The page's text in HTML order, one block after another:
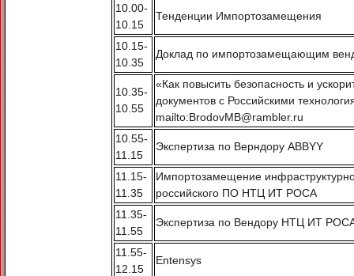
10.00-
10.15
Тенденции Импортозамещения
10.15-
10.35
Доклад по импортозамещающим
10.35-
10.55
«Как повысить безопасность и
документов с Российскими
mailto:BrodovMB@rambler.ru
10.55-
11.15
Экспертиза по Верндору ABBYY
11.15-
11.35
Импортозамещение
российского ПО НТЦ ИТ РОСА
11.35-
11.55
Экспертиза по Вендору НТЦ ИТ
11.55-
12.15
Entensys